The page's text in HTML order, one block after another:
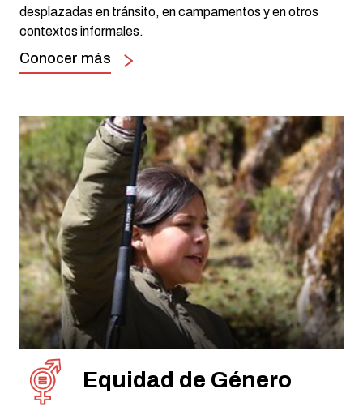
desplazadas en tránsito, en campamentos y en otros
contextos informales.
Conocer más
Equidad de Género